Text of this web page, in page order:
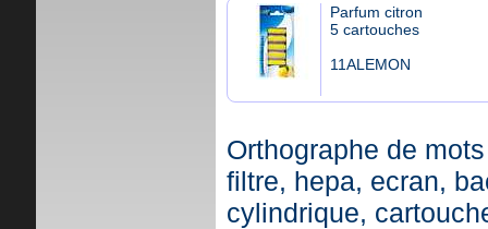
Parfum citron
5 cartouches
11ALEMON
Orthographe de
filtre, hepa, ecran,
cylindrique,